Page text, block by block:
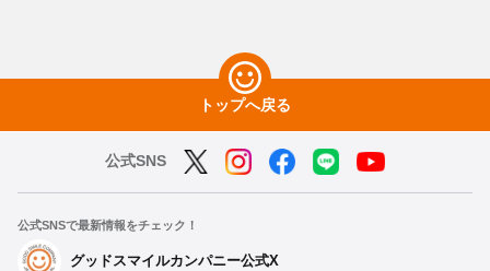
トップへ戻る
公式SNS
公式SNSで最新情報をチェック！
グッドスマイルカンパニー公式X